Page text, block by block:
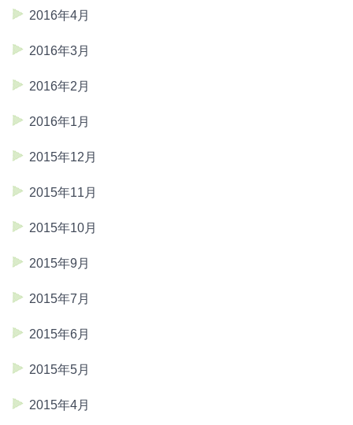
2016年4月
2016年3月
2016年2月
2016年1月
2015年12月
2015年11月
2015年10月
2015年9月
2015年7月
2015年6月
2015年5月
2015年4月